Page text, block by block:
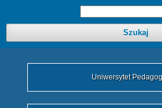
Szukaj
Uniwersytet